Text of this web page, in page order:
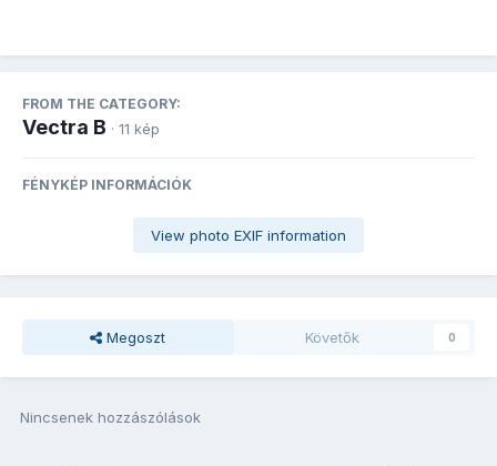
FROM THE CATEGORY:
Vectra B · 11 kép
FÉNYKÉP INFORMÁCIÓK
View photo EXIF information
Megoszt Követők 0
Nincsenek hozzászólások